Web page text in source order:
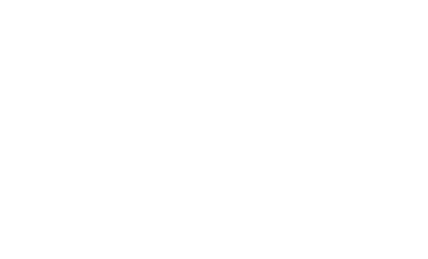
a favoritos